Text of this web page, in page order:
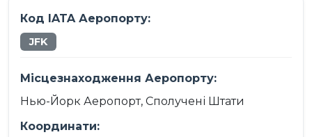
Код IATA Аеропорту:
JFK
Місцезнаходження Аеропорту:
Нью-Йорк Аеропорт, Сполучені Штати
Координати: